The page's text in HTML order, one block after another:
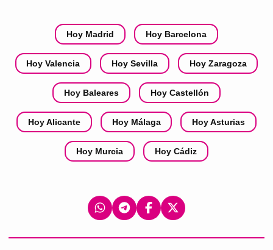
Hoy Madrid Hoy Barcelona
Hoy Valencia Hoy Sevilla Hoy Zaragoza
Hoy Baleares Hoy Castellón
Hoy Alicante Hoy Málaga Hoy Asturias
Hoy Murcia Hoy Cádiz